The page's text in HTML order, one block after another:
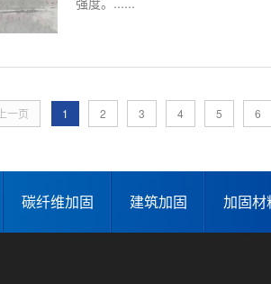
上一页 1 2 3 4 5 6
碳纤维加固 建筑加固 加固材